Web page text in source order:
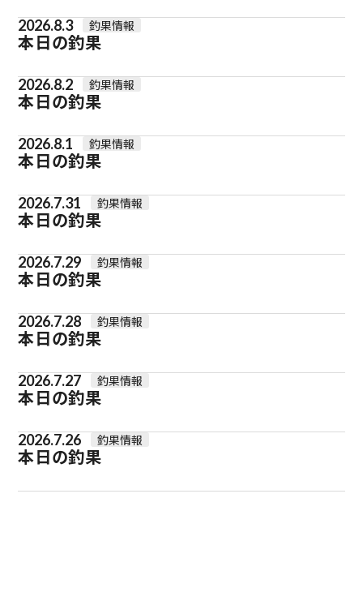
2026.8.3 釣果情報
本日の釣果
2026.8.2 釣果情報
本日の釣果
2026.8.1 釣果情報
本日の釣果
2026.7.31 釣果情報
本日の釣果
2026.7.29 釣果情報
本日の釣果
2026.7.28 釣果情報
本日の釣果
2026.7.27 釣果情報
本日の釣果
2026.7.26 釣果情報
本日の釣果